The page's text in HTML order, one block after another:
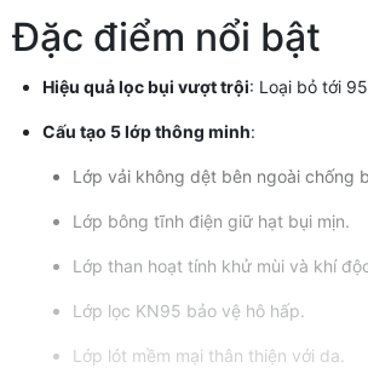
Đặc điểm nổi bật
Hiệu quả lọc bụi vượt trội: Loại bỏ tới
Cấu tạo 5 lớp thông minh:
Lớp vải không dệt bên ngoài chống
Lớp bông tĩnh điện giữ hạt bụi mịn.
Lớp than hoạt tính khử mùi và khí
Lớp lọc KN95 bảo vệ hô hấp.
Lớp lót mềm mại thân thiện với da.